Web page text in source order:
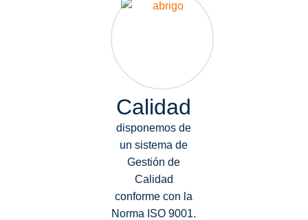
Calidad
disponemos de
un sistema de
Gestión de
Calidad
conforme con la
Norma ISO 9001.